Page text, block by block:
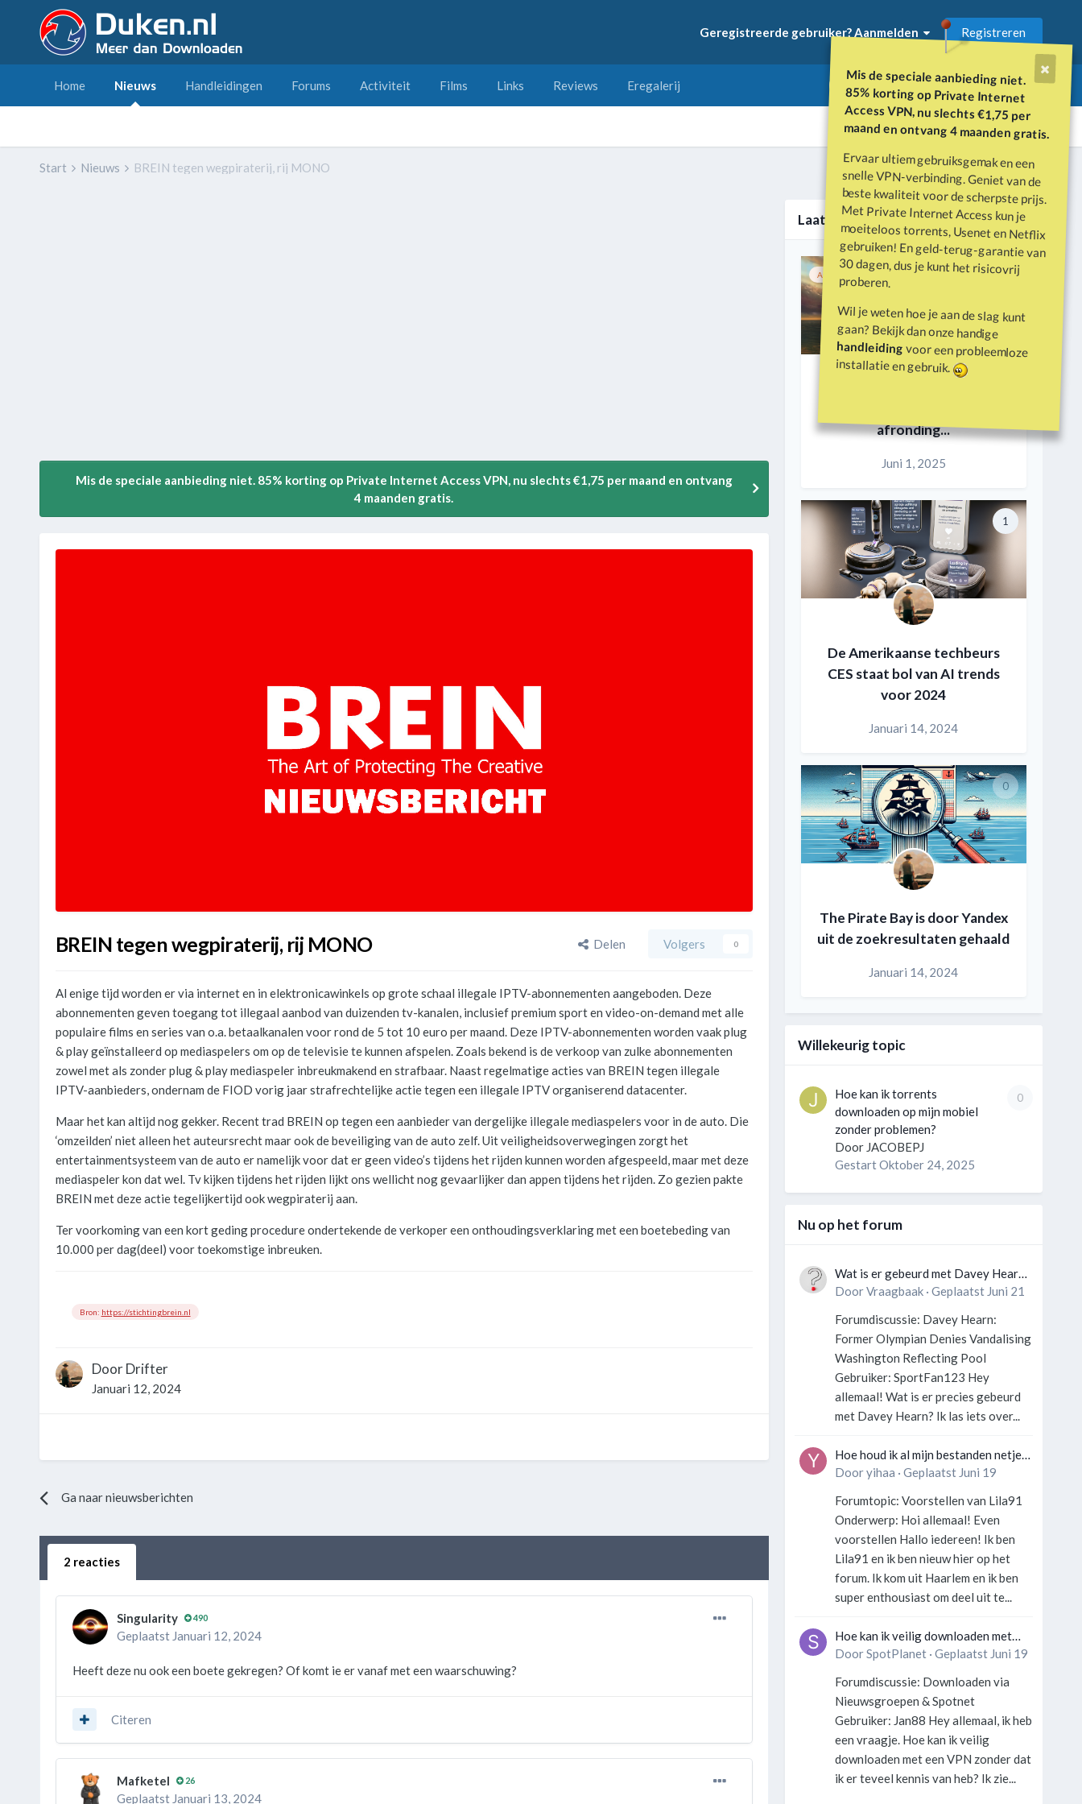
Mis de speciale aanbieding niet.
85% korting op Private Internet
Access VPN, nu slechts €1,75 per
maand en ontvang 4 maanden gratis.
Ervaar ultiem gebruiksgemak en een
snelle VPN-verbinding. Geniet van de
beste kwaliteit voor de scherpste prijs.
Met Private Internet Access kun je
moeiteloos torrents, Usenet en Netflix
gebruiken! En geld-terug-garantie van
30 dagen, dus je kunt het risicovrij
proberen.
Wil je weten hoe je aan de slag kunt
gaan? Bekijk dan onze handige
handleidingvoor een probleemloze
installatie en gebruik.
Geregistreerde gebruiker? Aanmelden Registreren
Home Nieuws Handleidingen Forums Activiteit Films Links Reviews Eregalerij
Alle activiteit
Start Nieuws BREIN tegen wegpiraterij, rij MONO
Mis de speciale aanbieding niet. 85% korting op Private Internet Access VPN, nu slechts €1,75 per maand en ontvang
4 maanden gratis.
BREIN tegen wegpiraterij, rij MONO Delen Volgers 0
Al enige tijd worden er via internet en in elektronicawinkels op grote schaal illegale IPTV-abonnementen aangeboden. Deze
abonnementen geven toegang tot illegaal aanbod van duizenden tv-kanalen, inclusief premium sport en video-on-demand met alle
populaire films en series van o.a. betaalkanalen voor rond de 5 tot 10 euro per maand. Deze IPTV-abonnementen worden vaak plug
& play geïnstalleerd op mediaspelers om op de televisie te kunnen afspelen. Zoals bekend is de verkoop van zulke abonnementen
zowel met als zonder plug & play mediaspeler inbreukmakend en strafbaar. Naast regelmatige acties van BREIN tegen illegale
IPTV-aanbieders, ondernam de FIOD vorig jaar strafrechtelijke actie tegen een illegale IPTV organiserend datacenter.
Maar het kan altijd nog gekker. Recent trad BREIN op tegen een aanbieder van dergelijke illegale mediaspelers voor in de auto. Die
‘omzeilden’ niet alleen het auteursrecht maar ook de beveiliging van de auto zelf. Uit veiligheidsoverwegingen zorgt het
entertainmentsysteem van de auto er namelijk voor dat er geen video’s tijdens het rijden kunnen worden afgespeeld, maar met deze
mediaspeler kon dat wel. Tv kijken tijdens het rijden lijkt ons wellicht nog gevaarlijker dan appen tijdens het rijden. Zo gezien pakte
BREIN met deze actie tegelijkertijd ook wegpiraterij aan.
Ter voorkoming van een kort geding procedure ondertekende de verkoper een onthoudingsverklaring met een boetebeding van
10.000 per dag(deel) voor toekomstige inbreuken.
Bron: https://stichtingbrein.nl
DoorDrifter
Januari 12, 2024
Ga naar nieuwsberichten
2 reacties
Singularity 490
Geplaatst Januari 12, 2024
Heeft deze nu ook een boete gekregen? Of komt ie er vanaf met een waarschuwing?
Citeren
Mafketel 26
Geplaatst Januari 13, 2024
Laatste nieuws
Aanbevolen Vastgemaakt 1
afronding...
Juni 1, 2025
1
De Amerikaanse techbeurs
CES staat bol van AI trends
voor 2024
Januari 14, 2024
0
The Pirate Bay is door Yandex
uit de zoekresultaten gehaald
Januari 14, 2024
Willekeurig topic
0
Hoe kan ik torrents
downloaden op mijn mobiel
zonder problemen?
Door JACOBEPJ
GestartOktober 24, 2025
Nu op het forum
Wat is er gebeurd met Davey Hearn
en de vandalisatie van het
DoorVraagbaak· Geplaatst Juni 21
Forumdiscussie: Davey Hearn:
Former Olympian Denies Vandalising
Washington Reflecting Pool
Gebruiker: SportFan123 Hey
allemaal! Wat is er precies gebeurd
met Davey Hearn? Ik las iets over...
Hoe houd ik al mijn bestanden netjes
georganiseerd zonder gek te
Dooryihaa · Geplaatst Juni 19
Forumtopic: Voorstellen van Lila91
Onderwerp: Hoi allemaal! Even
voorstellen Hallo iedereen! Ik ben
Lila91 en ik ben nieuw hier op het
forum. Ik kom uit Haarlem en ik ben
super enthousiast om deel uit te...
Hoe kan ik veilig downloaden met
een VPN zonder technische kennis?
DoorSpotPlanet· Geplaatst Juni 19
Forumdiscussie: Downloaden via
Nieuwsgroepen & Spotnet
Gebruiker: Jan88 Hey allemaal, ik heb
een vraagje. Hoe kan ik veilig
downloaden met een VPN zonder dat
ik er teveel kennis van heb? Ik zie...